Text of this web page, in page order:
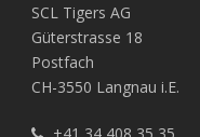
SCL Tigers AG
Güterstrasse 18
Postfach
CH-3550 Langnau i.E.